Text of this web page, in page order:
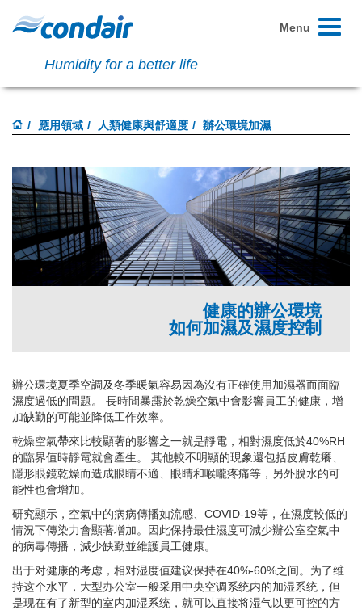
Humidity for a better life
Toggle
Menu
應用領域 人類健康與舒適度 辦公環境加濕
健康的辦公環境
如何加濕及濕度控制
辦公環境夏季空調及冬季暖氣容易因為沒有正確使用加濕器而面臨
濕度過低的問題。 長時間暴露於乾燥空氣中會影響員工的健康，增
加缺勤的可能並降低工作效率。
乾燥空氣帶來比較顯著的影響之一就是靜電，相對濕度低於40%RH
的臨界值時靜電就會產生。 其他較不明顯的現象還包括皮膚乾癢、
隱形眼鏡乾燥而造成眼睛不適、眼睛和喉嚨疼痛等，另外脫水的可
能性也會增加。
研究顯示，空氣中的病病傳播如流感、COVID-19等，在濕度較低的
情況下傳染力會顯著增加。因此保持最佳濕度可減少辦公室空氣中
的病毒傳播，減少缺勤並維護員工健康。
出于对健康的考虑，相对湿度值建议保持在40%-60%之间。为了维
持这个水平，大型办公室一般采用中央空调系统内的加湿系统，但
是现在有了新型的室内加湿系统，就可以直接将湿气以更可控的方